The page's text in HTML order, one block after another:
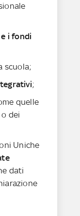
i fondi
scuola;
;
quelle
dei
Uniche
dati